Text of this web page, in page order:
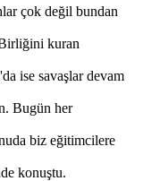
çok değil bundan
kuran
ise savaşlar devam
Bugün her
biz eğitimcilere
konuştu.